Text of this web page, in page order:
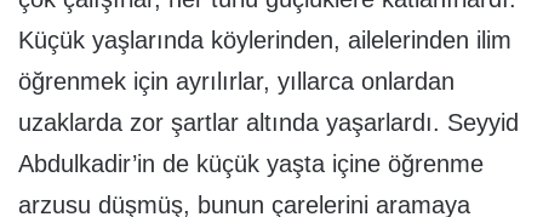
Küçük yaşlarında köylerinden, ailelerinden ilim
öğrenmek için ayrılırlar, yıllarca onlardan
uzaklarda zor şartlar altında yaşarlardı. Seyyid
Abdulkadir’in de küçük yaşta içine öğrenme
arzusu düşmüş, bunun çarelerini aramaya